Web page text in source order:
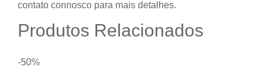
contato connosco para mais detalhes.
Produtos Relacionados
-50%